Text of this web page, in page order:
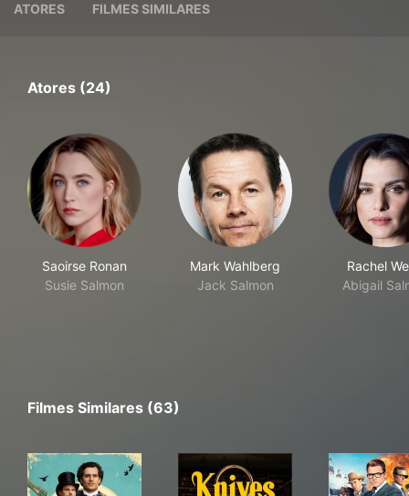
ATORES FILMES SIMILARES
Atores (24)
Saoirse Ronan
Susie Salmon
Mark Wahlberg
Jack Salmon
Rachel
Abigail
Filmes Similares (63)